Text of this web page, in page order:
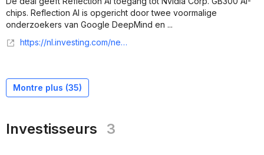
chips. Reflection AI is opgericht door twee voormalige
onderzoekers van Google DeepMind en ...
https://nl.investing.com/news/stock-market-news/nebius-verkoopt-voor-meer-dan--1-mld-rekenkracht-aan-reflection-ai-93CH-855076
Montre plus (35)
Investisseurs 3